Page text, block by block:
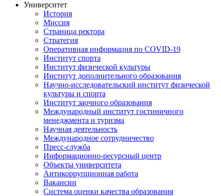
Университет
История
Миссия
Страница ректора
Стратегия
Оперативная информация по COVID-19
Институт спорта
Институт физической культуры
Институт дополнительного образования
Научно-исследовательский институт физической
культуры и спорта
Институт заочного образования
Международный институт гостиничного
менеджмента и туризма
Научная деятельность
Международное сотрудничество
Пресс-служба
Информационно-ресурсный центр
Объекты университета
Антикоррупционная работа
Вакансии
Система оценки качества образования